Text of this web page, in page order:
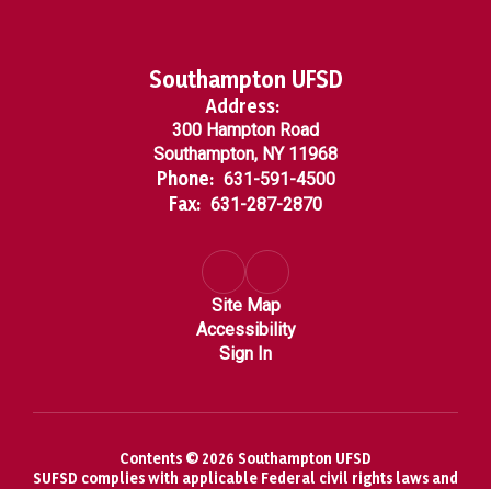
Southampton UFSD
Address:
300 Hampton Road
Southampton, NY 11968
Phone: 631-591-4500
Fax: 631-287-2870
Site Map
Accessibility
Sign In
Contents © 2026 Southampton UFSD
SUFSD complies with applicable Federal civil rights laws and